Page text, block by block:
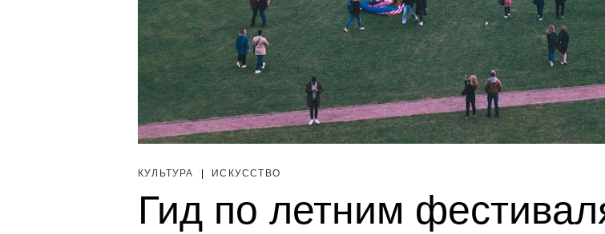
КУЛЬТУРА ИСКУССТВО
Гид по летним